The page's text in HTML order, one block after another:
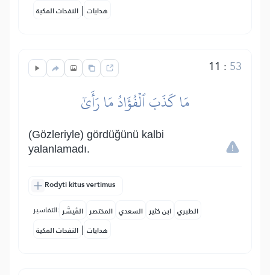
النفحات المكية | هدايات
11 : 53
مَا كَذَبَ ٱلۡفُؤَادُ مَا رَأَىٰٓ
(Gözleriyle) gördüğünü kalbi
yalanlamadı.
Rodyti kitus vertimus
التفاسير: المُيسَّر المختصر السعدي ابن كثير الطبري
النفحات المكية | هدايات